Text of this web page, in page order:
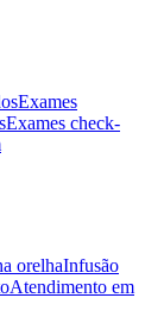
Exames
Exames check-
orelhaInfusão
Atendimento em